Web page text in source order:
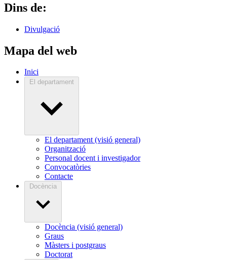
Dins de:
Divulgació
Mapa del web
Inici
El departament
El departament (visió general)
Organització
Personal docent i investigador
Convocatòries
Contacte
Docència
Docència (visió general)
Graus
Màsters i postgraus
Doctorat